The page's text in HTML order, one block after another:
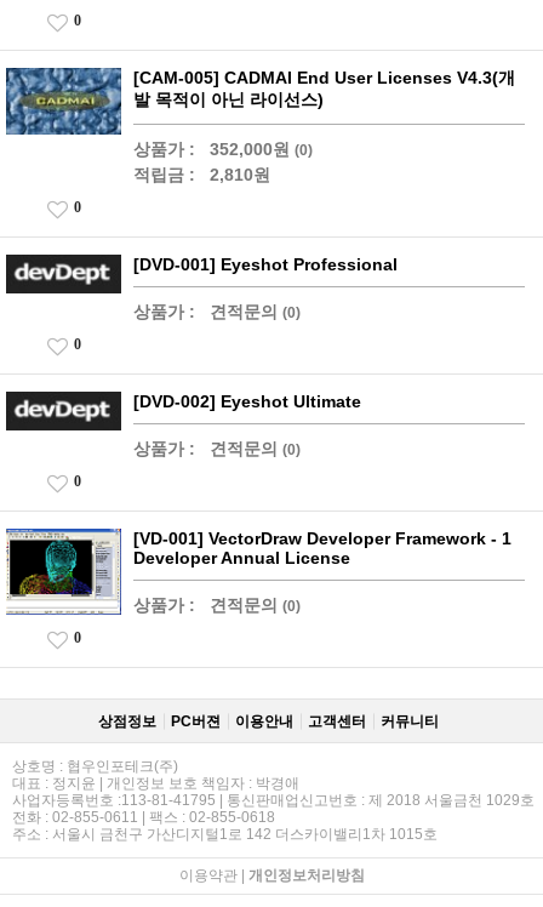
0
[CAM-005] CADMAI End User Licenses V4.3(개
발 목적이 아닌 라이선스)
상품가 : 352,000원 (0)
적립금 : 2,810원
0
[DVD-001] Eyeshot Professional
상품가 : 견적문의 (0)
0
[DVD-002] Eyeshot Ultimate
상품가 : 견적문의 (0)
0
[VD-001] VectorDraw Developer Framework - 1
Developer Annual License
상품가 : 견적문의 (0)
0
상점정보 PC버젼 이용안내 고객센터 커뮤니티
상호명 : 협우인포테크(주)
대표 : 정지윤 | 개인정보 보호 책임자 : 박경애
사업자등록번호 :113-81-41795 | 통신판매업신고번호 : 제 2018 서울금천 1029호
전화 : 02-855-0611 | 팩스 : 02-855-0618
주소 : 서울시 금천구 가산디지털1로 142 더스카이밸리1차 1015호
이용약관| 개인정보처리방침